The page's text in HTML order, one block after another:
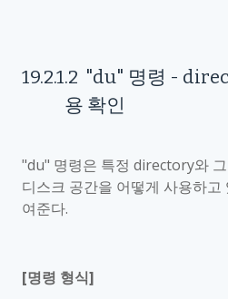
19.2.1.2 "du" 명령 -
용 확인
"du" 명령은 특정 directory와
디스크 공간을 어떻게 사용하
여준다.
[명령 형식]